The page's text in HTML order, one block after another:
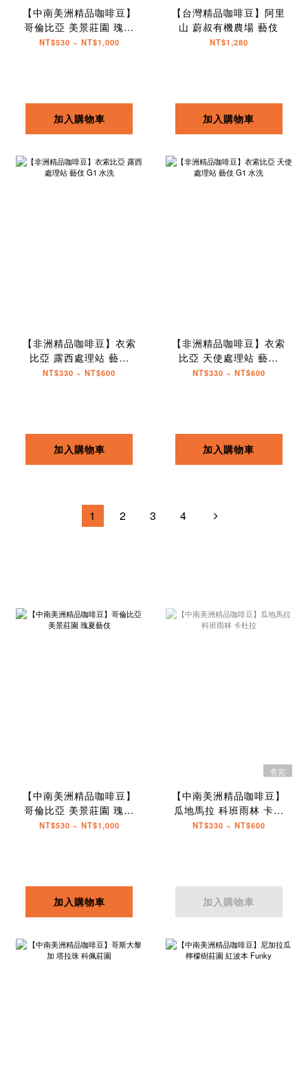
【中南美洲精品咖啡豆】
哥倫比亞 美景莊園 瑰夏
藝伎
NT$530 ~ NT$1,000
加入購物車
【台灣精品咖啡豆】阿里
山 蔚叔有機農場 藝伎
NT$1,280
加入購物車
【非洲精品咖啡豆】衣索
比亞 露西處理站 藝伎
G1 水洗
NT$330 ~ NT$600
加入購物車
【非洲精品咖啡豆】衣索
比亞 天使處理站 藝伎
G1 水洗
NT$330 ~ NT$600
加入購物車
1 2 3 4
【中南美洲精品咖啡豆】
哥倫比亞 美景莊園 瑰夏
藝伎
NT$530 ~ NT$1,000
加入購物車
售完
【中南美洲精品咖啡豆】
瓜地馬拉 科班雨林 卡杜
拉
NT$330 ~ NT$600
加入購物車